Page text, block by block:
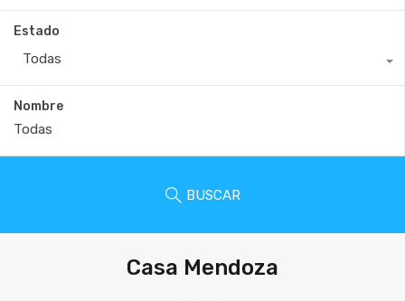
Estado
Todas
Nombre
BUSCAR
Casa Mendoza